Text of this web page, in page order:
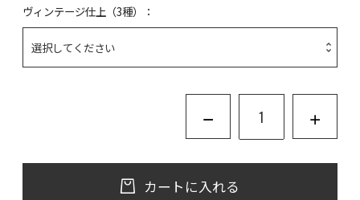
ヴィンテージ仕上（3種）
カートに入れる